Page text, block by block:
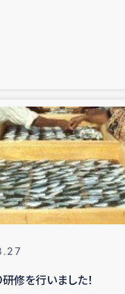
ック
活動
援
事業
修を行いました！